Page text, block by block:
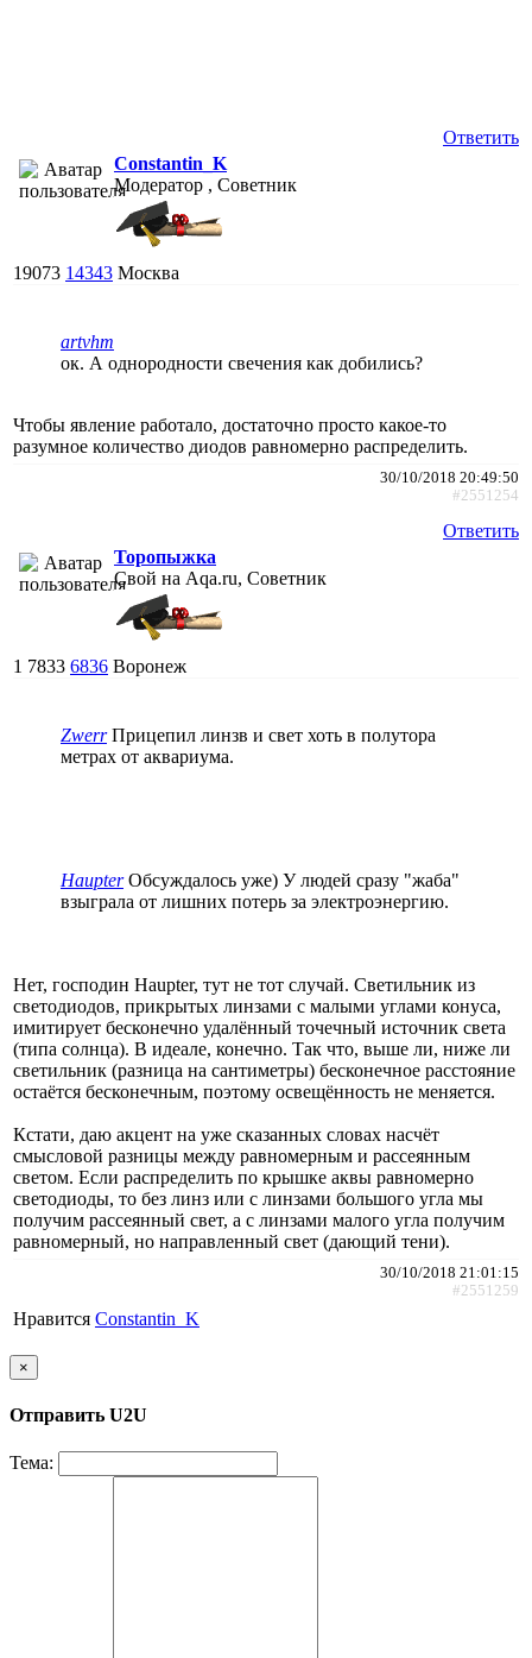
Ответить
Constantin_K
Модератор , Советник
19073 14343 Москва
artvhm
ок. А однородности свечения как добились?
Чтобы явление работало, достаточно просто какое-то
разумное количество диодов равномерно распределить.
30/10/2018 20:49:50
#2551254
Ответить
Торопыжка
Свой на Aqa.ru, Советник
1 7833 6836 Воронеж
Zwerr Прицепил линзв и свет хоть в полутора
метрах от аквариума.
Haupter Обсуждалось уже) У людей сразу "жаба"
взыграла от лишних потерь за электроэнергию.
Нет, господин Haupter, тут не тот случай. Светильник из
светодиодов, прикрытых линзами с малыми углами конуса,
имитирует бесконечно удалённый точечный источник света
(типа солнца). В идеале, конечно. Так что, выше ли, ниже ли
светильник (разница на сантиметры) бесконечное расстояние
остаётся бесконечным, поэтому освещённость не меняется.
Кстати, даю акцент на уже сказанных словах насчёт
смысловой разницы между равномерным и рассеянным
светом. Если распределить по крышке аквы равномерно
светодиоды, то без линз или с линзами большого угла мы
получим рассеянный свет, а с линзами малого угла получим
равномерный, но направленный свет (дающий тени).
30/10/2018 21:01:15
#2551259
Нравится Constantin_K
×
Отправить U2U
Тема: